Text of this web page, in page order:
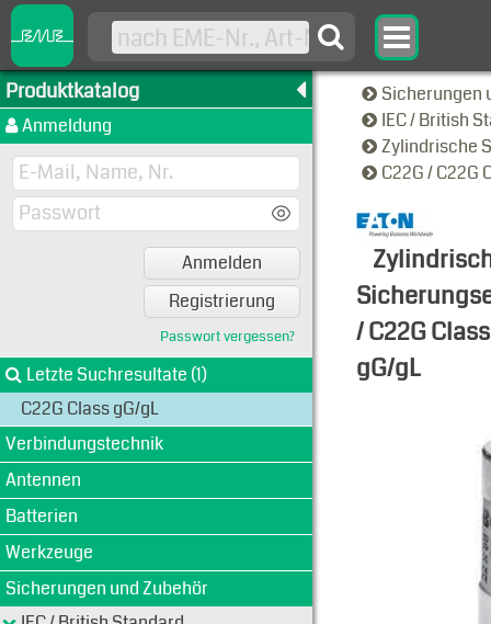
Produktkatalog
Anmeldung
Anmelden
Registrierung
Passwort vergessen?
Letzte Suchresultate (1)
C22G Class gG/gL
Verbindungstechnik
Antennen
Batterien
Werkzeuge
Sicherungen und Zubehör
Sicherungen
IEC / British
Zylindrische
C22G / C22G
/ C22G Class
gG/gL